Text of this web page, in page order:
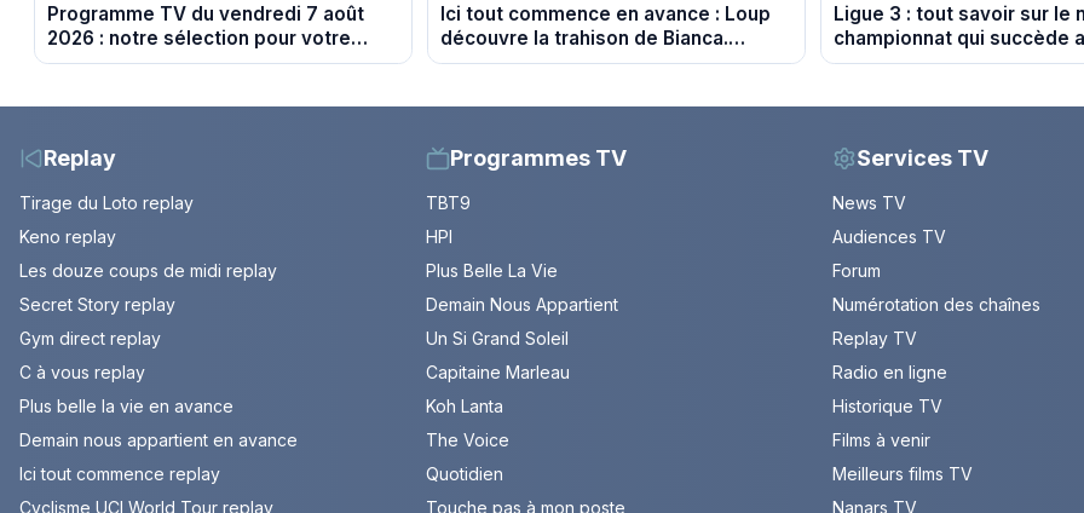
Programme TV du vendredi 7 août
2026 : notre sélection pour votre
soirée télé
Ici tout commence en avance : Loup
découvre la trahison de Bianca.
Episode du 10 août 2026 (spoiler)
Ligue 3 : tout savoir sur le
championnat qui succède
Replay
Tirage du Loto replay
Keno replay
Les douze coups de midi replay
Secret Story replay
Gym direct replay
C à vous replay
Plus belle la vie en avance
Demain nous appartient en avance
Ici tout commence replay
Cyclisme UCI World Tour replay
Programmes TV
TBT9
HPI
Plus Belle La Vie
Demain Nous Appartient
Un Si Grand Soleil
Capitaine Marleau
Koh Lanta
The Voice
Quotidien
Touche pas à mon poste
Services TV
News TV
Audiences TV
Forum
Numérotation des chaînes
Replay TV
Radio en ligne
Historique TV
Films à venir
Meilleurs films TV
Nanars TV